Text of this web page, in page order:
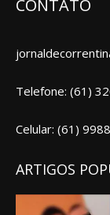
CONTATO
Telefone: (61)
Celular: (61)
ARTIGOS